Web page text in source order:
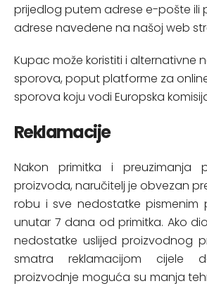
prijedlog putem adrese e-pošte ili
adrese navedene na našoj web
Kupac može koristiti i alternativne
sporova, poput platforme za
sporova koju vodi Europska
Reklamacije
Nakon primitka i preuzimanja
proizvoda, naručitelj je obvezan
robu i sve nedostatke pismenim
unutar 7 dana od primitka. Ako
nedostatke uslijed proizvodnog
smatra reklamacijom cijele
proizvodnje moguća su manja